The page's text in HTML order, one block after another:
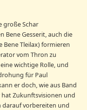
große Schar
Bene Gesserit, auch die
Tleilax) formieren
vom Thron zu
wichtige Rolle, und
für Paul
er doch, wie aus Band
hat Zukunftsvisionen und
darauf vorbereiten und